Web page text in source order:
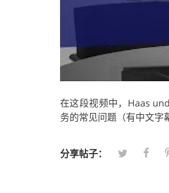
在这段视频中，Haas
务的常见问题（有中文字
分享帖子：